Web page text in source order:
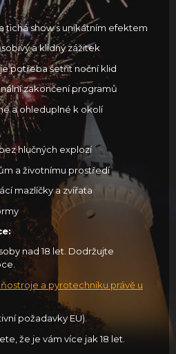
tichá show s unikátním efektem
a klidný zážitek
potřeba šetřit noční klid
zakončení programů
a ohleduplné k okolí
hlučných explozí
a životnímu prostředí
mazlíčky a zvířata
nad 18 let. Dodržujte
a pyrotechniku právě u
požadavky EU).
že je vám více jak 18 let.